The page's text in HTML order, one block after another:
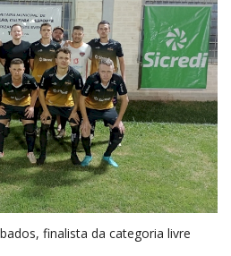
finalista da categoria livre